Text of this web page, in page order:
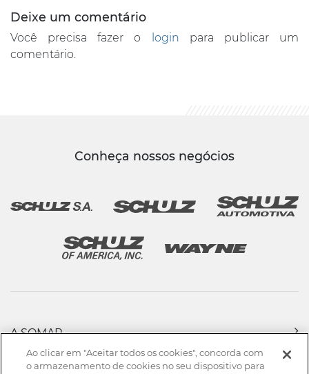
Deixe um comentário
Você precisa fazer o login para publicar um
comentário.
Conheça nossos negócios
A SOMAR
PRODUTOS
ASSISTÊNCIA TÉCNICA & VENDAS
Ao clicar em "Aceitar todos os cookies", concorda com
o armazenamento de cookies no seu dispositivo para